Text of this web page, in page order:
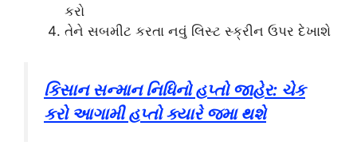
કરો
તેને સબમીટ કરતા નવું લિસ્ટ સ્ક્રીન ઉપર દેખાશે
કિસાન સન્માન નિધિનો હપ્તો જાહેર: ચેક
કરો આગામી હપ્તો ક્યારે જમા થશે